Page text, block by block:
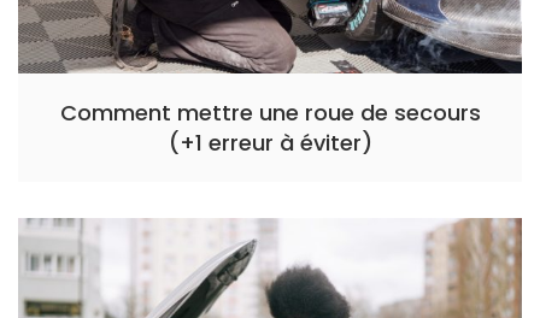
Comment mettre une roue de secours
(+1 erreur à éviter)